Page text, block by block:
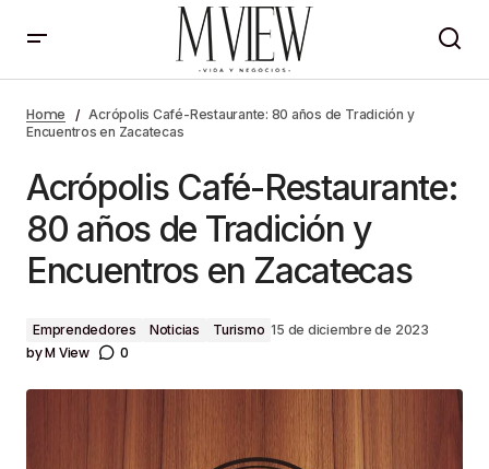
y Encuentros en Zacatecas
Home
Acrópolis Café-Restaurante: 80 años de Tradición y
Encuentros en Zacatecas
Acrópolis Café-Restaurante:
80 años de Tradición y
Encuentros en Zacatecas
Emprendedores Noticias Turismo 15 de diciembre de 2023
byM View 0